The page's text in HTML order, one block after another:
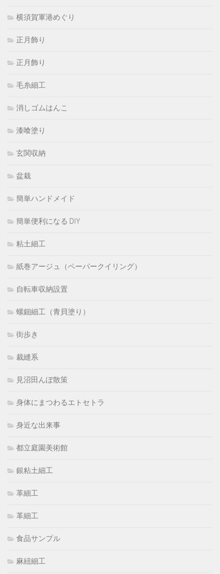
横須賀軍港めぐり
正月飾り
正月飾り
毛糸細工
消しゴムはんこ
漆喰塗り
玄関収納
盆栽
簡単ハンドメイド
簡単便利になる DIY
粘土細工
紙巻アージュ（ペーパークイリング）
自転車収納設置
螺鈿細工（青貝塗り）
街歩き
裁縫系
見沼田んぼ散策
身体にまつわるエトセトラ
身近な出来事
都立庭園美術館
銀粘土細工
革細工
革細工
食品サンプル
麻紐細工